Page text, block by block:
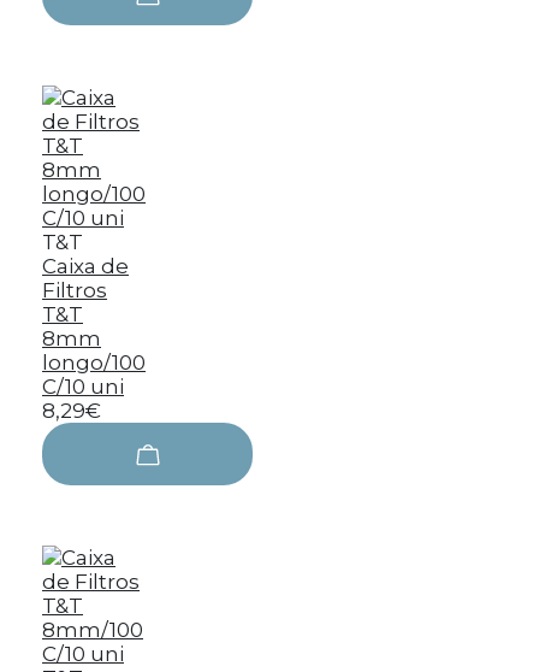
T&T
Caixa de
Filtros
T&T
8mm
longo/100
C/10 uni
8,29€